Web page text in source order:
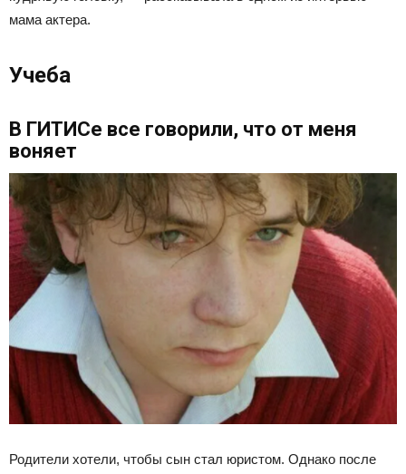
мама актера.
Учеба
В ГИТИСе все говорили, что от меня
воняет
Родители хотели, чтобы сын стал юристом. Однако после